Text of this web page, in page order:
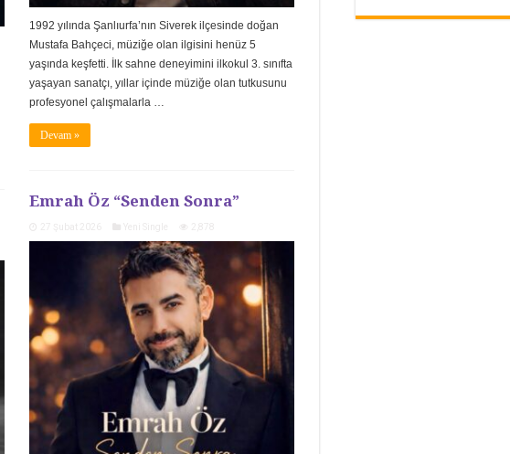
1992 yılında Şanlıurfa’nın Siverek ilçesinde doğan
Mustafa Bahçeci, müziğe olan ilgisini henüz 5
yaşında keşfetti. İlk sahne deneyimini ilkokul 3. sınıfta
yaşayan sanatçı, yıllar içinde müziğe olan tutkusunu
profesyonel çalışmalarla …
Devam »
Emrah Öz “Senden Sonra”